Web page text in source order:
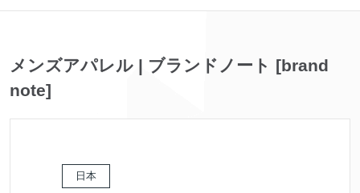
メンズアパレル | ブランドノート [brand
note]
日本